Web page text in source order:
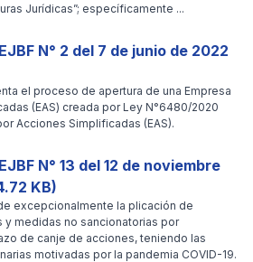
Jurídicas”; específicamente ...
N° 2 del 7 de junio de 2022
el proceso de apertura de una Empresa
(EAS) creada por Ley N°6480/2020
Acciones Simplificadas (EAS).
N° 13 del 12 de noviembre
KB)
excepcionalmente la plicación de
y medidas no sancionatorias por
de canje de acciones, teniendo las
motivadas por la pandemia COVID-19.